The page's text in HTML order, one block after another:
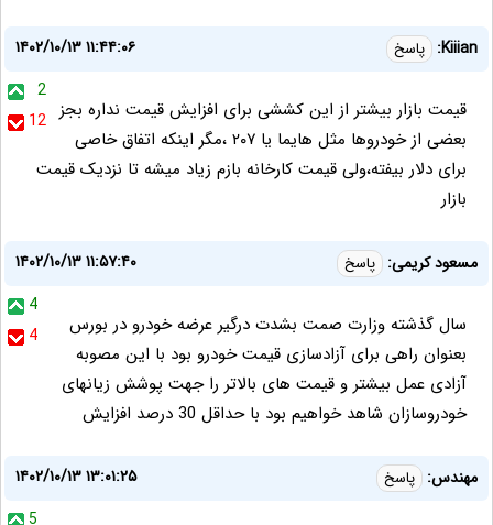
Kiiian: پاسخ
۱۴۰۲/۱۰/۱۳ ۱۱:۴۴:۰۶
2
12 قیمت بازار بیشتر از این کششی برای افزایش قیمت نداره بجز
بعضی از خودروها مثل هایما یا ۲۰۷ ،مگر اینکه اتفاق خاصی
برای دلار بیفته،ولی قیمت کارخانه بازم زیاد میشه تا نزدیک قیمت
بازار
مسعود کریمی: پاسخ
۱۴۰۲/۱۰/۱۳ ۱۱:۵۷:۴۰
4
4
سال گذشته وزارت صمت بشدت درگیر عرضه خودرو در بورس
بعنوان راهی برای آزادسازی قیمت خودرو بود با این مصوبه
آزادی عمل بیشتر و قیمت های بالاتر را جهت پوشش زیانهای
خودروسازان شاهد خواهیم بود با حداقل 30 درصد افزایش
مهندس: پاسخ
۱۴۰۲/۱۰/۱۳ ۱۳:۰۱:۲۵
5